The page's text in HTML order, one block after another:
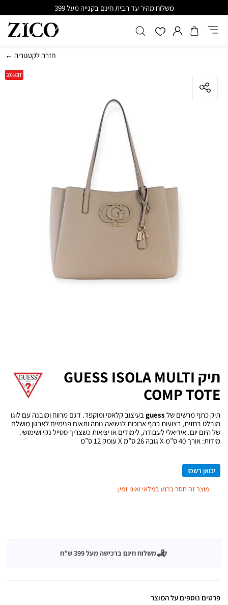
משלוח מהיר עד הבית חינם בקנייה מעל 399
← חזרה לקטגוריה
30%OFF
תיק GUESS ISOLA MULTI
COMP TOTE
תיק כתף מרשים שלguessבעיצוב קלאסי ומוקפד. דגם מרווח ומובנה עם לוגו
מובלט בחזית, רצועות כתף ארוכות לנשיאה נוחה ותאים פנימיים לארגון מושלם
של היום יום. אידיאלי לעבודה, לימודים או יציאות כשצריך סטייל נקי ושימושי.
מידות: אורך 40 ס”מ X גובה 26 ס”מ X עומק 12 ס”מ
יבואן רשמי
מוצר זה חסר כרגע במלאי ואינו זמין.
משלוח חינם ברכישה מעל 399 ש"ח
פרטים נוספים על המוצר